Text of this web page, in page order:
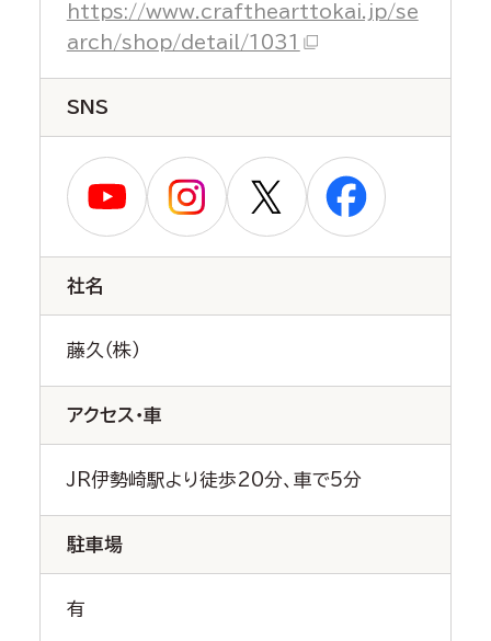
https://www.crafthearttokai.jp/se
arch/shop/detail/1031
SNS
社名
藤久（株）
アクセス・車
JR伊勢崎駅より徒歩20分、車で5分
駐車場
有